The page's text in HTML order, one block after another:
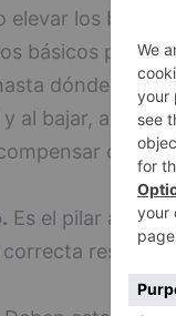
elevar los
básicos para
dónde
al bajar, a la
con la
Es el pilar a la